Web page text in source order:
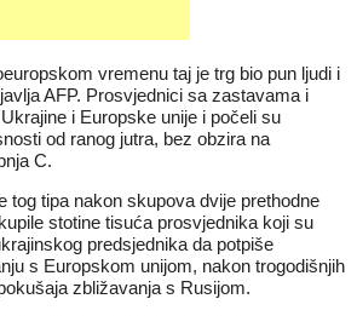
vremenu taj je trg bio pun ljudi i
AFP. Prosvjednici sa zastavama i
i Europske unije i počeli su
od ranog jutra, bez obzira na
C.
tog tipa nakon skupova dvije prethodne
stotine tisuća prosvjednika koji su
predsjednika da potpiše
s Europskom unijom, nakon trogodišnjih
zbližavanja s Rusijom.